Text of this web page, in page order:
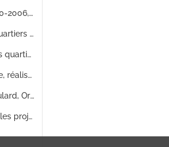
Contrat de ville.- description du contrat de ville 2000-2006, subventions accordées par divers organismes et institutions (jeunesse et sport, la région, CDC, DRAC, DDE etc), projet de réalisation d'une brochure de présentation du contrat de ville, organisation d'une réception (parc des expositions Micropolis) : devis, dépliant, règlement intérieur, listes de participants, documents de travail, bibliographies, correspondance
Contrat de ville.- amélioration de l'attractivité des quartiers prioritaires (Planoise, Palente/Orchamps Clairs-Soleils, Brulard), dotation de solidarités urbaines, aménagement extérieurs : documents de travail, documents préparatoires pour des réunions, délibérations de Conseil Municipal, fiches techniques
Contrat de ville.- bilan de développement social des quartier Clairs-Soleils/Fontaine-Ecu, Chaillots et Saint-Claude, soutien scolaire, réhabilitation de parc locatif, études, projet de restaurant associatif : étude de faisabilité, bilan complémentaire, articles de presse, éléments financiers, photos
Contrat de ville.- rédaction d'un mémoire de maîtrise, réalisation expérimentale de réhabilitation de quartier (Fontaine-Ecu) : convention locale de développement social, tableaux chiffrés, écrits d'un étudiant à l'université de Besançon
Contrat de ville.- bilan des projets 1993 quartiers Brulard, Orchamps/Palente, Montrapon et Planoise, subventions attribuées aux associations et structures d'accueils de quartiers, programmes d'actions : dépenses d'encadrement, fiches techniques, dossiers de correspondance
Contrat de ville.- décisions du conseil municipal sur les projets de quartier Brulard, Planoise, Palente, Orchamps et Montrapon, accompagnement social, subventions accordées : délibérations, conventions